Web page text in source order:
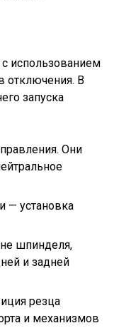
с использованием
отключения. В
запуска
Они
— установка
шпинделя,
и задней
резца
и механизмов